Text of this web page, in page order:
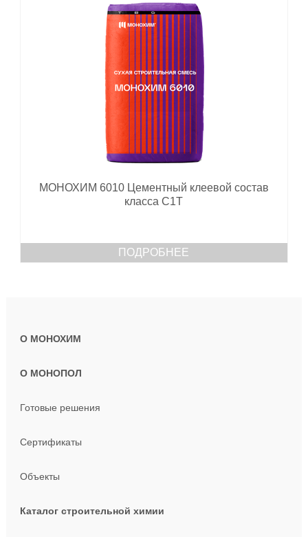
МОНОХИМ 6010 Цементный клеевой состав
класса C1T
ПОДРОБНЕЕ
О МОНОХИМ
О МОНОПОЛ
Готовые решения
Сертификаты
Объекты
Каталог строительной химии